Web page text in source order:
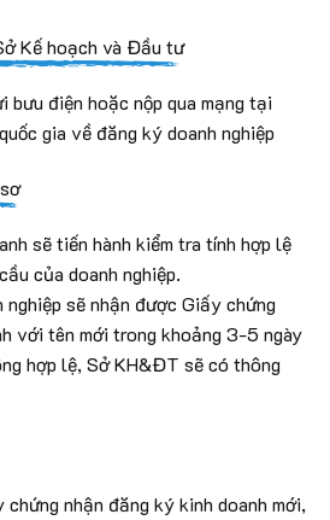
Kế hoạch và Đầu tư
điện hoặc nộp qua mạng tại
gia về đăng ký doanh nghiệp
sẽ tiến hành kiểm tra tính hợp lệ
của doanh nghiệp.
nghiệp sẽ nhận được Giấy chứng
với tên mới trong khoảng 3-5 ngày
hợp lệ, Sở KH&ĐT sẽ có thông
nhận đăng ký kinh doanh mới,